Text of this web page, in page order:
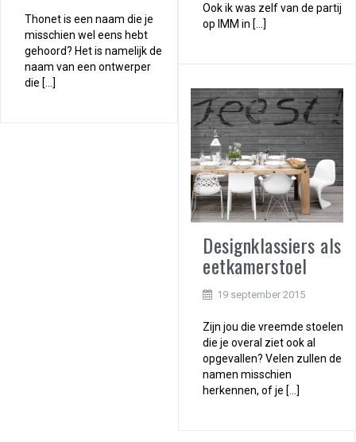
Ook ik was zelf van de partij
op IMM in […]
Thonet is een naam die je
misschien wel eens hebt
gehoord? Het is namelijk de
naam van een ontwerper
die […]
Designklassiers als
eetkamerstoel
19 september 2015
Zijn jou die vreemde stoelen
die je overal ziet ook al
opgevallen? Velen zullen de
namen misschien
herkennen, of je […]